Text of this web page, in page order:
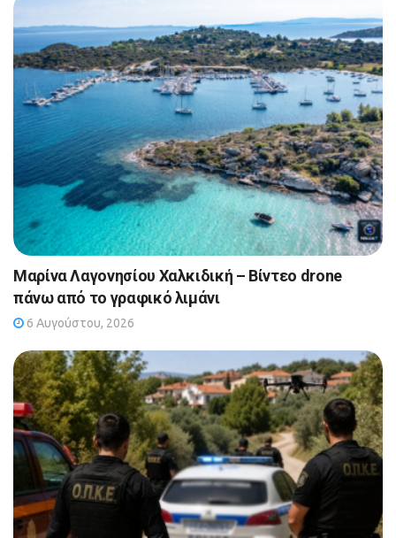
Μαρίνα Λαγονησίου Χαλκιδική – Βίντεο drone
πάνω από το γραφικό λιμάνι
6 Αυγούστου, 2026